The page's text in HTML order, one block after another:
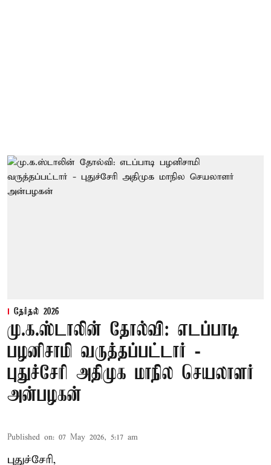
தேர்தல் 2026
மு.க.ஸ்டாலின் தோல்வி: எடப்பாடி
பழனிசாமி வருத்தப்பட்டார் -
புதுச்சேரி அதிமுக மாநில செயலாளர்
அன்பழகன்
Published on: 07 May 2026, 5:17 am
புதுச்சேரி,